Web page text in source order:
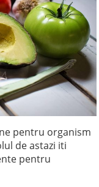
pentru organism
de astazi iti
pentru